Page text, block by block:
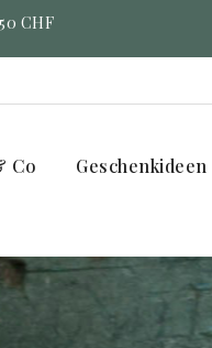
CHF
Co Geschenkideen